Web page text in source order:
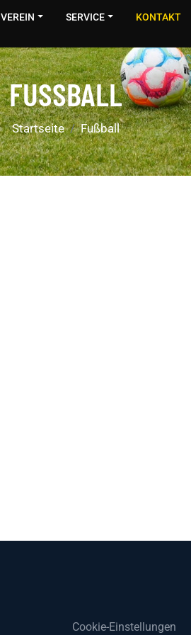
VEREIN SERVICE KONTAKT
FUSSBALL
Startseite Fußball
Cookie-Einstellungen